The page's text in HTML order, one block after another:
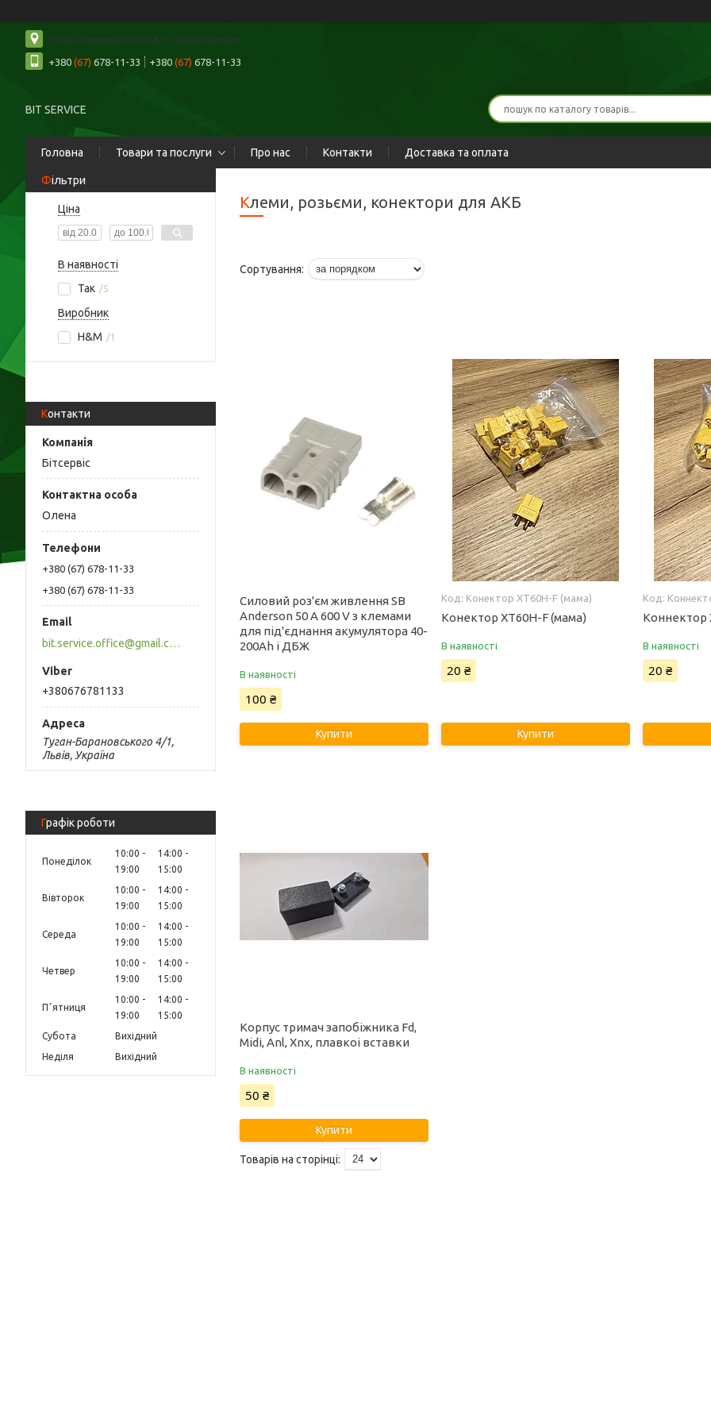
Туган-Барановського 4/1, Львів, Україна
+380 (67) 678-11-33 +380 (67) 678-11-33
BIT SERVICE
Головна Товари та послуги Про нас Контакти Доставка та оплата
Фільтри
Ціна
В наявності
Так
5
Виробник
H&M
1
Контакти
Бітсервіс
Олена
+380 (67) 678-11-33
+380 (67) 678-11-33
bit.service.office@gmail.com
+380676781133
Туган-Барановського 4/1,
Львів, Україна
Графік роботи
Понеділок
10:00
19:00
14:00
15:00
Вівторок
10:00
19:00
14:00
15:00
Середа
10:00
19:00
14:00
15:00
Четвер
10:00
19:00
14:00
15:00
Пʼятниця
10:00
19:00
14:00
15:00
Субота
Вихідний
Неділя
Вихідний
Клеми, розьєми, конектори для АКБ
Силовий роз'єм живлення SB
Anderson 50 А 600 V з клемами
для під'єднання акумулятора 40-
200Ah і ДБЖ
В наявності
100 ₴
Купити
Конектор XT60H-F (мама)
Конектор XT60H-F (мама)
В наявності
20 ₴
Купити
Коннектор
В наявності
20 ₴
Корпус тримач запобіжника Fd,
Midi, Anl, Xnx, плавкоі вставки
В наявності
50 ₴
Купити